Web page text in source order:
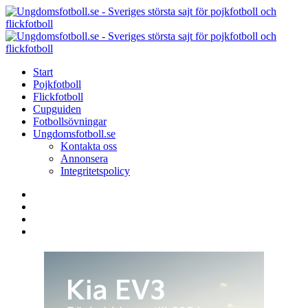
Menu
Search
Menu
Start
Pojkfotboll
Flickfotboll
Cupguiden
Fotbollsövningar
Ungdomsfotboll.se
Kontakta oss
Annonsera
Integritetspolicy